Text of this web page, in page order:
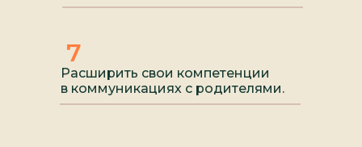
Расширить свои компетенции
в коммуникациях с родителями.
7